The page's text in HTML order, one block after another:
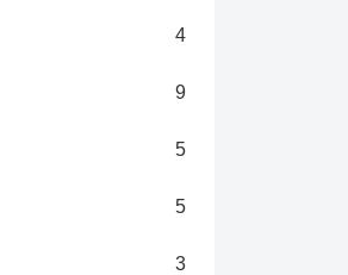
4
9
5
5
3